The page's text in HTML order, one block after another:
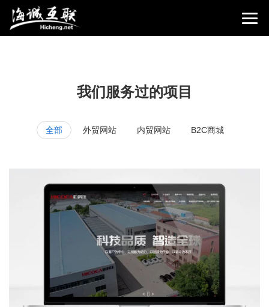
我们服务过的项目
全部 外贸网站 内贸网站 B2C商城